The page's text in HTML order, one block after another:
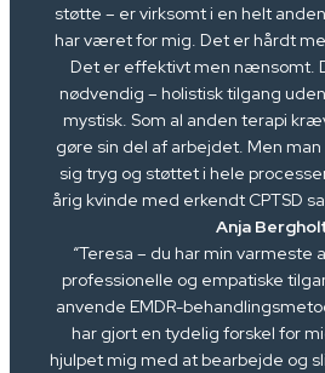
støtte – er virksomt i en helt
har været for mig. Det er hårdt
Det er effektivt men nænsomt.
nødvendig – holistisk tilgang
mystisk. Som al anden terapi
gøre sin del af arbejdet. Men
sig tryg og støttet i hele
årig kvinde med erkendt CPTSD
Anja
“Teresa – du har min varmeste
professionelle og empatiske
anvende EMDR-
har gjort en tydelig forskel for
hjulpet mig med at bearbejde og